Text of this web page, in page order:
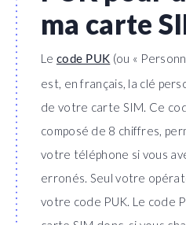
ma carte
Le code PUK (ou «
est, en français, la clé
de votre carte SIM. Ce
composé de 8 chiffres,
votre téléphone si vous
erronés. Seul votre
votre code PUK. Le code